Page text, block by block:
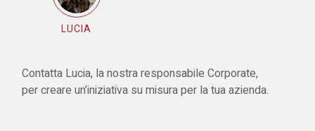
LUCIA
Contatta Lucia, la nostra responsabile Corporate,
per creare un’iniziativa su misura per la tua azienda.